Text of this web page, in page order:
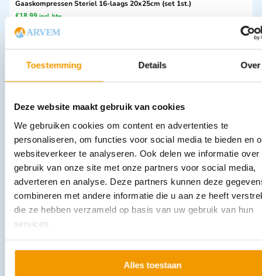
Toestemming Details Over
Deze website maakt gebruik van cookies
We gebruiken cookies om content en advertenties te
personaliseren, om functies voor social media te bieden en
websiteverkeer te analyseren. Ook delen we informatie over
gebruik van onze site met onze partners voor social media,
adverteren en analyse. Deze partners kunnen deze
combineren met andere informatie die u aan ze heeft
die ze hebben verzameld op basis van uw gebruik van hun
services.
Alles toestaan
Gaaskompressen Steriel 16-laags 20x25cm (set 1st.)
€18,99 incl. btw
17.42 excl. btw
In winkelwagen
Leverbaar
Crepe zwachtel elastisch -S- Nobacrepp in diverse afmetingen
25.2 excl. btw
Leverbaar